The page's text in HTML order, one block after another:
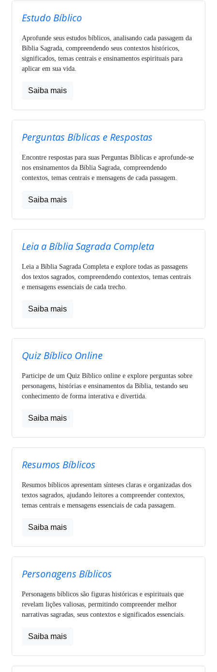
Estudo Bíblico
Aprofunde seus estudos bíblicos, analisando cada passagem da
Bíblia Sagrada, compreendendo seus contextos históricos,
significados, temas centrais e ensinamentos espirituais para
aplicar em sua vida.
Saiba mais
Perguntas Bíblicas e Respostas
Encontre respostas para suas Perguntas Bíblicas e aprofunde-se
nos ensinamentos da Bíblia Sagrada, compreendendo
contextos, temas centrais e mensagens de cada passagem.
Saiba mais
Leia a Bíblia Sagrada Completa
Leia a Bíblia Sagrada Completa e explore todas as passagens
dos textos sagrados, compreendendo contextos, temas centrais
e mensagens essenciais de cada trecho.
Saiba mais
Quiz Bíblico Online
Participe de um Quiz Bíblico online e explore perguntas sobre
personagens, histórias e ensinamentos da Bíblia, testando seu
conhecimento de forma interativa e divertida.
Saiba mais
Resumos Bíblicos
Resumos bíblicos apresentam sínteses claras e organizadas dos
textos sagrados, ajudando leitores a compreender contextos,
temas centrais e mensagens essenciais de cada passagem.
Saiba mais
Personagens Bíblicos
Personagens bíblicos são figuras históricas e espirituais que
revelam lições valiosas, permitindo compreender melhor
narrativas sagradas, seus contextos e significados essenciais.
Saiba mais